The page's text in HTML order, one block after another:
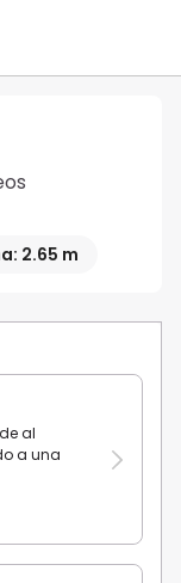
2.65 m
al
a una